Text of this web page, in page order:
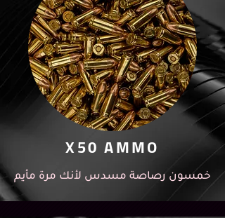
X50 AMMO
خمسون رصاصة مسدس لأنك مرة مأيم